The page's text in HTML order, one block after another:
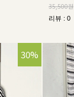
35,500원
리뷰 : 0
30%